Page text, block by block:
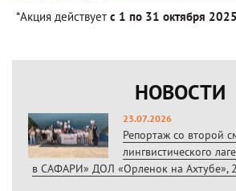
*Акция действует с 1 по 31 октября
НОВОСТИ
23.07.2026
Репортаж со второй
лингвистического
в САФАРИ» ДОЛ «Орленок на Ахтубе»,